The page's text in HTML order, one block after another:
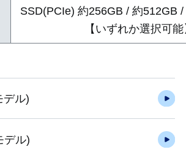
SSD(PCIe) 約256GB / 約512GB
【いずれか選択可
デル)
デル)